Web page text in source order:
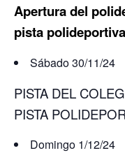
Apertura del
pista
Sábado 30/11/24
PISTA DEL
PISTA
Domingo 1/12/24